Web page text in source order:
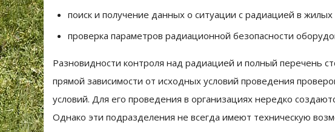
поиск и получение данных о ситуации с радиацией в жилых
проверка параметров радиационной безопасности
Разновидности контроля над радиацией и полный перечень
прямой зависимости от исходных условий проведения
условий. Для его проведения в организациях нередко
Однако эти подразделения не всегда имеют техническую